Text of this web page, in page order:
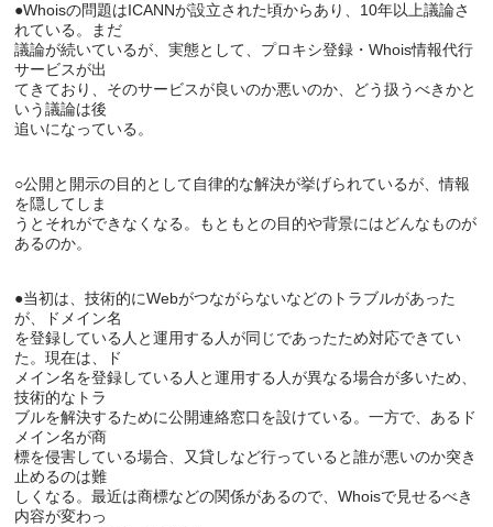
●Whoisの問題はICANNが設立された頃からあり、10年以上議論さ
れている。まだ
議論が続いているが、実態として、プロキシ登録・Whois情報代行
サービスが出
てきており、そのサービスが良いのか悪いのか、どう扱うべきかと
いう議論は後
○公開と開示の目的として自律的な解決が挙げられているが、情報
を隠してしま
うとそれができなくなる。もともとの目的や背景にはどんなものが
●当初は、技術的にWebがつながらないなどのトラブルがあった
が、ドメイン名
を登録している人と運用する人が同じであったため対応できてい
た。現在は、ド
メイン名を登録している人と運用する人が異なる場合が多いため、
技術的なトラ
ブルを解決するために公開連絡窓口を設けている。一方で、あるド
メイン名が商
標を侵害している場合、又貸しなど行っていると誰が悪いのか突き
止めるのは難
しくなる。最近は商標などの関係があるので、Whoisで見せるべき
内容が変わっ